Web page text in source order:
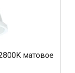
матовое